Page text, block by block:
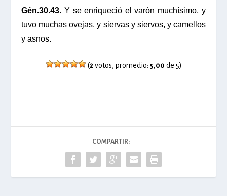
Gén.30.43. Y se enriqueció el varón muchísimo, y
tuvo muchas ovejas, y siervas y siervos, y camellos
y asnos.
(2votos, promedio: 5,00 de 5)
COMPARTIR: